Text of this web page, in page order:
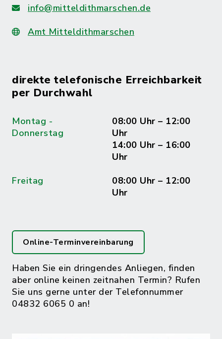
info@mitteldithmarschen.de
Amt Mitteldithmarschen
direkte telefonische Erreichbarkeit
per Durchwahl
Montag -
Donnerstag
08:00 Uhr – 12:00
Uhr
14:00 Uhr – 16:00
Uhr
Freitag
08:00 Uhr – 12:00
Uhr
Online-Terminvereinbarung
Haben Sie ein dringendes Anliegen, finden
aber online keinen zeitnahen Termin? Rufen
Sie uns gerne unter der Telefonnummer
04832 6065 0 an!